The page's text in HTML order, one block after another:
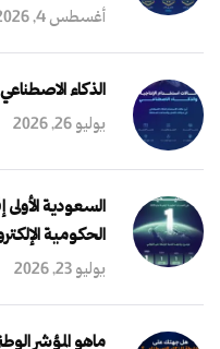
أغسطس 4, 2026
الذكاء الاصطناعي
يوليو 26, 2026
السعودية
الحكومية الإلكترونية 2025
يوليو 23, 2026